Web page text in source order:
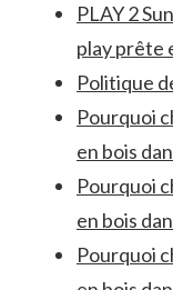
PLAY 2
play prête
Politique
Pourquoi
en bois
Pourquoi
en bois
Pourquoi